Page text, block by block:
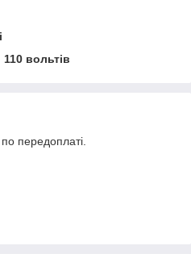
110 вольтів
передоплаті.